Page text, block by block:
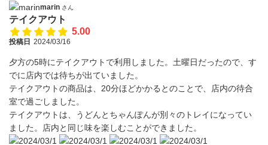
marin さん
テイクアウト
5.00
投稿日 2024/03/16
夕方の5時にテイクアウトで利用しました。土曜日だったので、す
でに店内では待ちが出ていました。
テイクアウトの商品は、20分ほどかかるとのことで、店内の待合
室で過ごしました。
テイクアウトは、うどんとちゃんぽんが別々のトレイになってい
ました。店内と同じ味を楽しむことができました。